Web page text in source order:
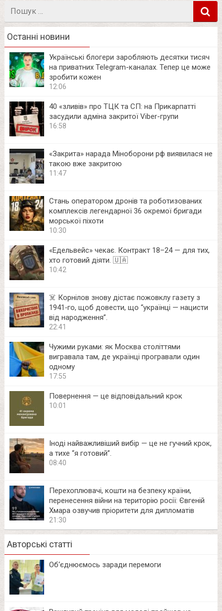
Пошук
Останні новини
Українські блогери заробляють десятки тисяч
на приватних Telegram-каналах. Тепер це може
зробити кожен
12:06
40 «зливів» про ТЦК та СП: на Прикарпатті
засудили адміна закритої Viber-групи
16:58
«Закрита» нарада Міноборони рф виявилася не
такою вже закритою
11:47
Стань оператором дронів та роботизованих
комплексів легендарної 36 окремої бригади
морської піхоти
10:30
«Едельвейс» чекає. Контракт 18–24 — для тих,
хто готовий діяти. 🇺🇦
10:42
☠️ Корнілов знову дістає пожовклу газету з
1941‑го, щоб довести, що “українці — нацисти
від народження”.
22:41
Чужими руками: як Москва століттями
вигравала там, де українці програвали один
одному
17:55
Повернення — це відповідальний крок
10:01
Іноді найважливіший вибір — це не гучний крок,
а тихе “я готовий”.
08:40
Перехоплювачі, кошти на безпеку країни,
перенесення війни на територію росії: Євгеній
Хмара озвучив пріоритети для дипломатів
21:30
Авторські статті
Об‘єднюємось заради перемоги